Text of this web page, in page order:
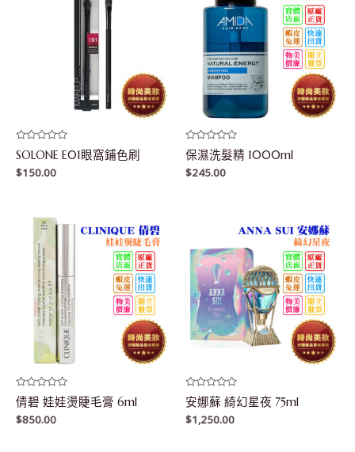
評
分
0
滿
SOLONE E01眼窩鋪色刷
$150.00
評
分
0
滿
保濕洗髮精 1000ml
$245.00
評
分
0
滿
倩碧 娃娃燙睫毛膏 6ml
$850.00
評
分
0
滿
安娜蘇 綺幻星夜 75ml
$1,250.00